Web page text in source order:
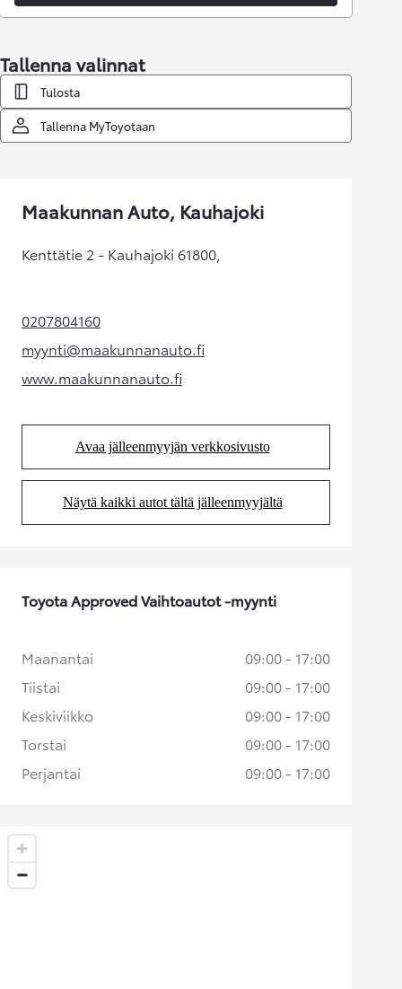
Tallenna valinnat
Tulosta
Tallenna MyToyotaan
Maakunnan Auto, Kauhajoki
Kenttätie 2 - Kauhajoki 61800,
0207804160(Aukeaa uudessa välilehdessä)
myynti@maakunnanauto.fi(Aukeaa uudessa välilehdessä)
www.maakunnanauto.fi(Aukeaa uudessa välilehdessä)
Avaa jälleenmyyjän verkkosivusto
(Aukeaa uudessa välilehdessä)
Näytä kaikki autot tältä jälleenmyyjältä
(Aukeaa uudessa välilehdessä)
Toyota Approved Vaihtoautot -myynti
Maanantai
09:00 - 17:00
Tiistai
09:00 - 17:00
Keskiviikko
09:00 - 17:00
Torstai
09:00 - 17:00
Perjantai
09:00 - 17:00